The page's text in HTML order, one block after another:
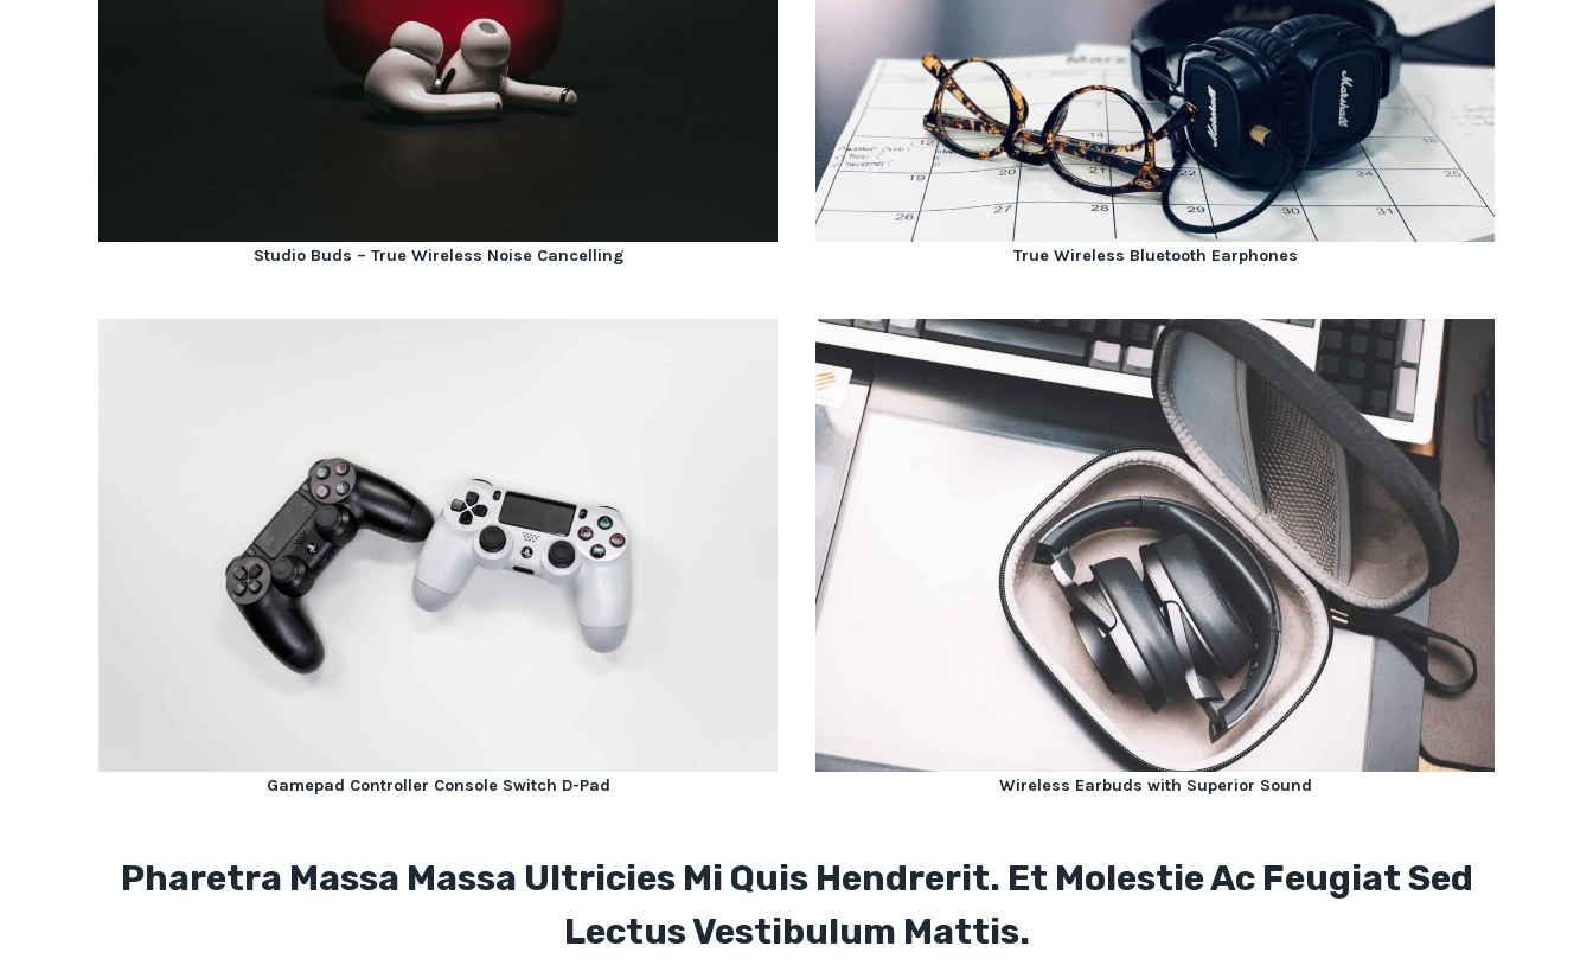
Studio Buds – True Wireless Noise Cancelling True Wireless Bluetooth Earphones
Gamepad Controller Console Switch D-Pad Wireless Earbuds with Superior Sound
Pharetra Massa Massa Ultricies Mi Quis Hendrerit. Et Molestie Ac Feugiat Sed
Lectus Vestibulum Mattis.